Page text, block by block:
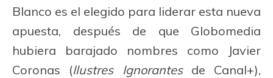
Blanco es el elegido para liderar esta nueva
apuesta, después de que Globomedia
hubiera barajado nombres como Javier
Coronas (Ilustres Ignorantesde Canal+),